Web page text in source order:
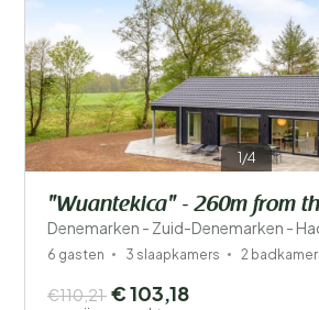
1/4
"Wuantekica" - 260m from
Denemarken - Zuid-Denemarken -
6 gasten 3 slaapkamers 2
€110,21 € 103,18